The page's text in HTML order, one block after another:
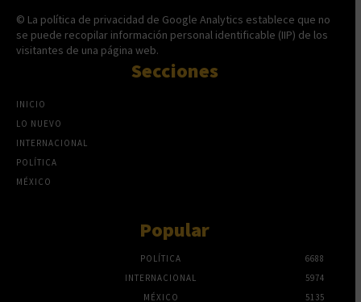
© La política de privacidad de Google Analytics establece que no
se puede recopilar información personal identificable (IIP) de los
visitantes de una página web.
Secciones
INICIO
LO NUEVO
INTERNACIONAL
POLÍTICA
MÉXICO
Popular
POLÍTICA
6688
INTERNACIONAL
5974
MÉXICO
5135